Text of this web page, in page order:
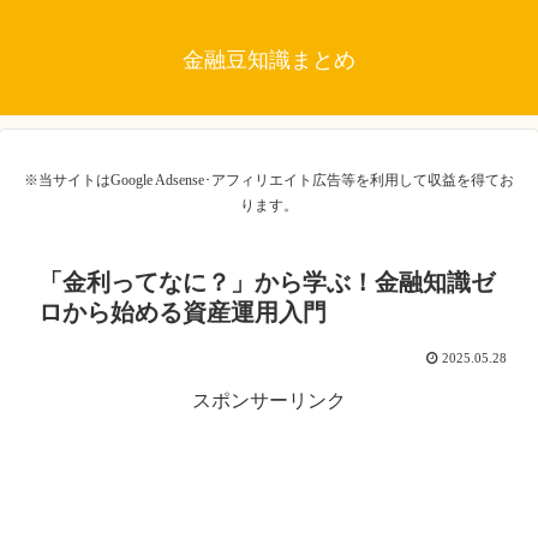
金融豆知識まとめ
※当サイトはGoogle Adsense･アフィリエイト広告等を利用して収益を得てお
ります。
「金利ってなに？」から学ぶ！金融知識ゼ
ロから始める資産運用入門
2025.05.28
スポンサーリンク